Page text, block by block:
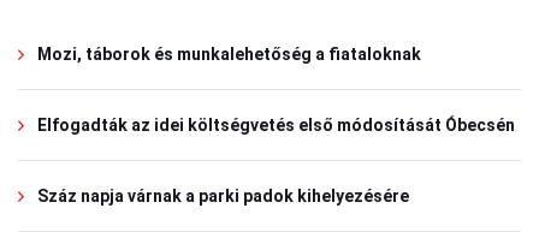
Mozi, táborok és munkalehetőség a fiataloknak
Elfogadták az idei költségvetés első módosítását Óbecsén
Száz napja várnak a parki padok kihelyezésére